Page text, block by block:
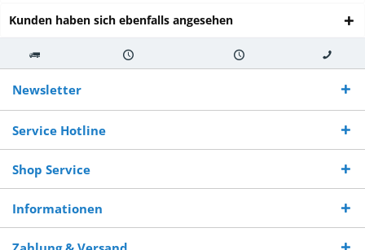
Kunden haben sich ebenfalls angesehen
Kostenloser
Versand ab €
250,-
Versand innerhalb von Versand von So erreichen
Sie uns 0160
970 511 90
Newsletter
Service Hotline
Shop Service
Informationen